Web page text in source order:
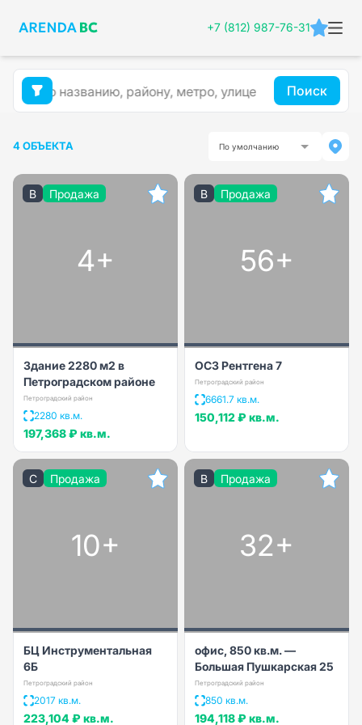
+7 (812) 987-76-31
Поиск
4 ОБЪЕКТА По умолчанию
B Продажа
4+
Здание 2280 м2 в
Петроградском районе
Петроградский район
2280 кв.м.
197,368 ₽ кв.м.
B Продажа
56+
ОСЗ Рентгена 7
Петроградский район
6661.7 кв.м.
150,112 ₽ кв.м.
C Продажа
10+
БЦ Инструментальная
6Б
Петроградский район
2017 кв.м.
223,104 ₽ кв.м.
B Продажа
32+
офис, 850 кв.м. —
Большая Пушкарская 25
Петроградский район
850 кв.м.
194,118 ₽ кв.м.